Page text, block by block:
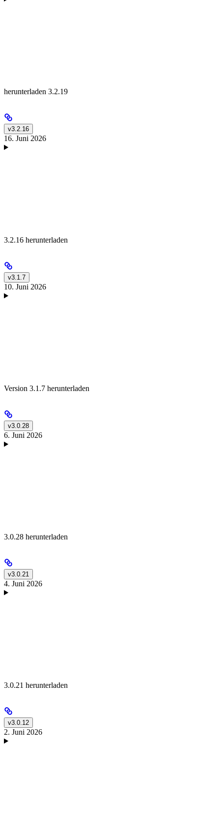
herunterladen 3.2.19
v3.2.16
16. Juni 2026
3.2.16 herunterladen
v3.1.7
10. Juni 2026
Version 3.1.7 herunterladen
v3.0.28
6. Juni 2026
3.0.28 herunterladen
v3.0.21
4. Juni 2026
3.0.21 herunterladen
v3.0.12
2. Juni 2026